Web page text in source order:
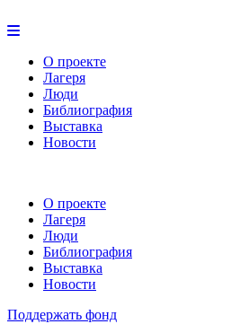
О проекте
Лагеря
Люди
Библиография
Выставка
Новости
О проекте
Лагеря
Люди
Библиография
Выставка
Новости
Поддержать фонд